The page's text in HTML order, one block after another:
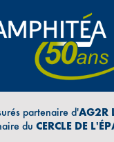
partenaire d'AG2R
du CERCLE DE